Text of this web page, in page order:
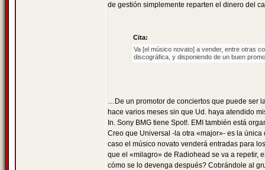
de gestión simplemente reparten el dinero del
Cita:
Va [el músico novato] a vender, entre otras
discográfica, y disponiendo de un buen
…De un promotor de conciertos que puede ser
hace varios meses sin que Ud. haya atendido
In. Sony BMG tiene Spot!. EMI también está
Creo que Universal -la otra «major»- es la
caso el músico novato venderá entradas para
que el «milagro» de Radiohead se va a repetir,
cómo se lo devenga después? Cobrándole al